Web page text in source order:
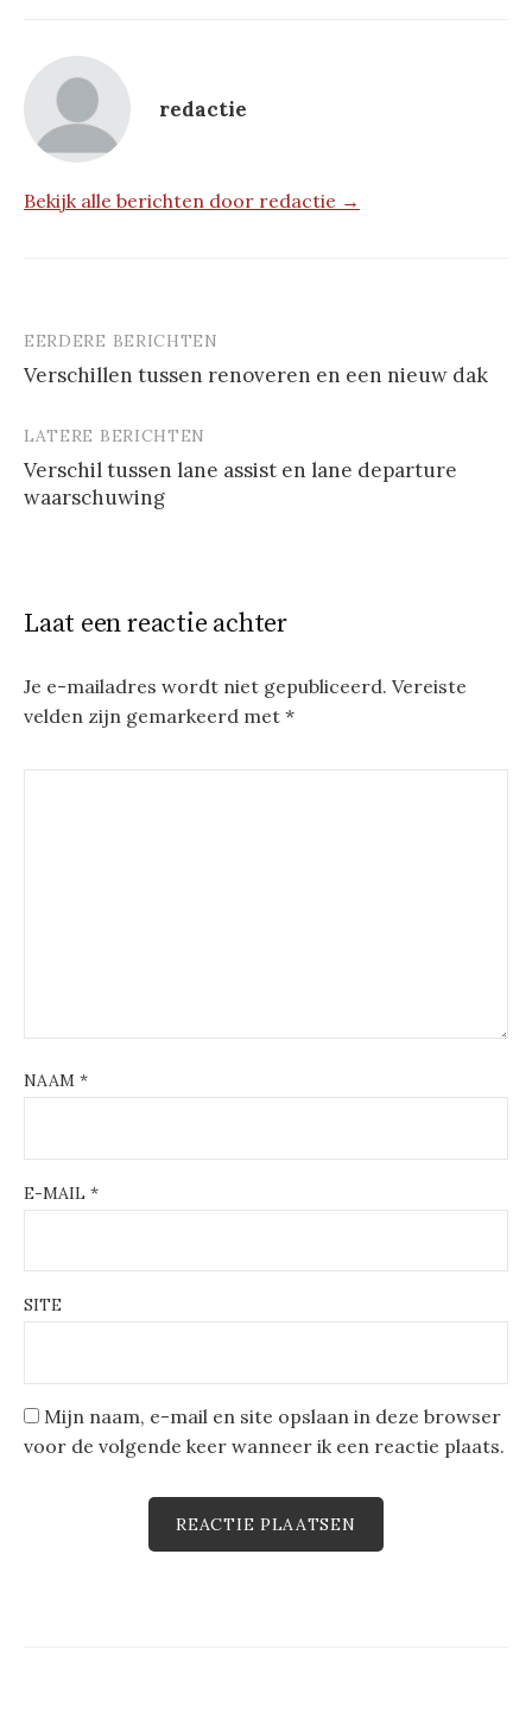
redactie
Bekijk alle berichten door redactie →
Berichtnavigatie
EERDERE BERICHTEN
Verschillen tussen renoveren en een nieuw dak
LATERE BERICHTEN
Verschil tussen lane assist en lane departure
waarschuwing
Laat een reactie achter
Je e-mailadres wordt niet gepubliceerd. Vereiste
velden zijn gemarkeerd met *
NAAM *
E-MAIL *
SITE
Mijn naam, e-mail en site opslaan in deze browser
voor de volgende keer wanneer ik een reactie plaats.